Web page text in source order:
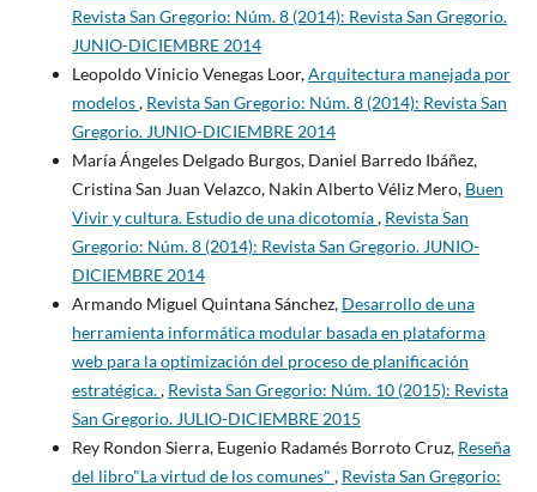
Revista San Gregorio: Núm. 8 (2014): Revista San Gregorio.
JUNIO-DICIEMBRE 2014
Leopoldo Vinicio Venegas Loor,Arquitectura manejada por
modelos, Revista San Gregorio: Núm. 8 (2014): Revista San
Gregorio. JUNIO-DICIEMBRE 2014
María Ángeles Delgado Burgos, Daniel Barredo Ibáñez,
Cristina San Juan Velazco, Nakin Alberto Véliz Mero, Buen
Vivir y cultura. Estudio de una dicotomía, Revista San
Gregorio: Núm. 8 (2014): Revista San Gregorio. JUNIO-
DICIEMBRE 2014
Armando Miguel Quintana Sánchez, Desarrollo de una
herramienta informática modular basada en plataforma
web para la optimización del proceso de planificación
estratégica., Revista San Gregorio: Núm. 10 (2015): Revista
San Gregorio. JULIO-DICIEMBRE 2015
Rey Rondon Sierra, Eugenio Radamés Borroto Cruz, Reseña
del libro"La virtud de los comunes" , Revista San Gregorio: